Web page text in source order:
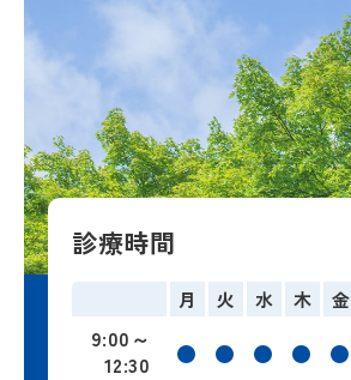
診療時間
月 火 水 木 金
9:00 ～
12:30
● ● ● ● ●